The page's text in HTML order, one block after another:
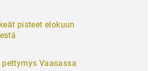
pisteet elokuun
Vaasassa